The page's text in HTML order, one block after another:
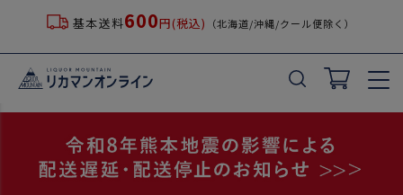
基本送料600円(税込) （北海道/沖縄/クール便除く）
キーワード
価格